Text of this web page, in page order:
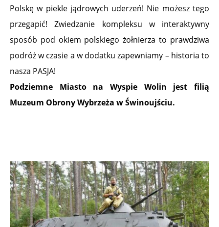
Polskę w piekle jądrowych uderzeń! Nie możesz tego
przegapić! Zwiedzanie kompleksu w interaktywny
sposób pod okiem polskiego żołnierza to prawdziwa
podróż w czasie a w dodatku zapewniamy – historia to
nasza PASJA!
Podziemne Miasto na Wyspie Wolin jest filią
Muzeum Obrony Wybrzeża w Świnoujściu.